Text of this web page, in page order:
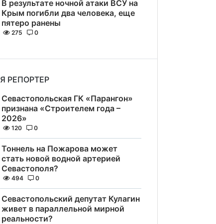
В результате ночной атаки ВСУ на
Крым погибли два человека, еще
пятеро ранены
275 0
Я РЕПОРТЕР
Севастопольская ГК «Парангон»
признана «Строителем года –
2026»
120 0
Тоннель на Пожарова может
стать новой водной артерией
Севастополя?
494 0
Севастопольский депутат Кулагин
живет в параллельной мирной
реальности?